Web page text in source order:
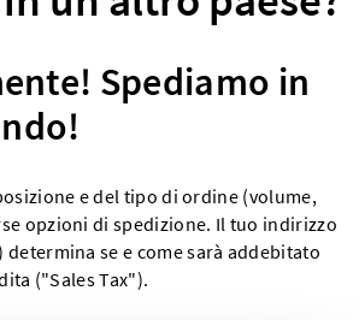
Spediamo in
e del tipo di ordine (volume,
opzioni di spedizione. Il tuo indirizzo
determina se e come sarà addebitato
("Sales Tax").